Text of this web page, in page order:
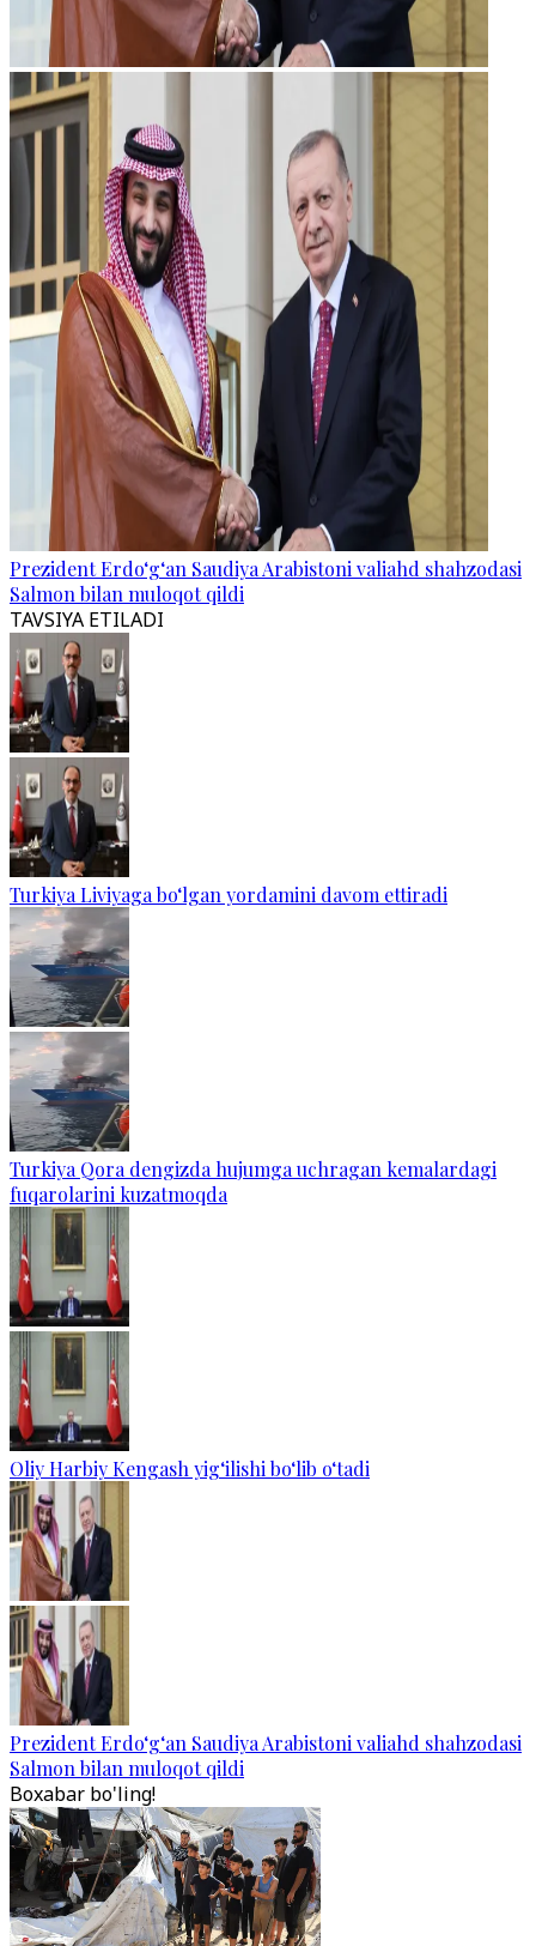
Prezident Erdo‘g‘an Saudiya Arabistoni valiahd shahzodasi
Salmon bilan muloqot qildi
TAVSIYA ETILADI
Turkiya Liviyaga bo‘lgan yordamini davom ettiradi
Turkiya Qora dengizda hujumga uchragan kemalardagi
fuqarolarini kuzatmoqda
Oliy Harbiy Kengash yig‘ilishi bo‘lib o‘tadi
Prezident Erdo‘g‘an Saudiya Arabistoni valiahd shahzodasi
Salmon bilan muloqot qildi
Boxabar bo'ling!